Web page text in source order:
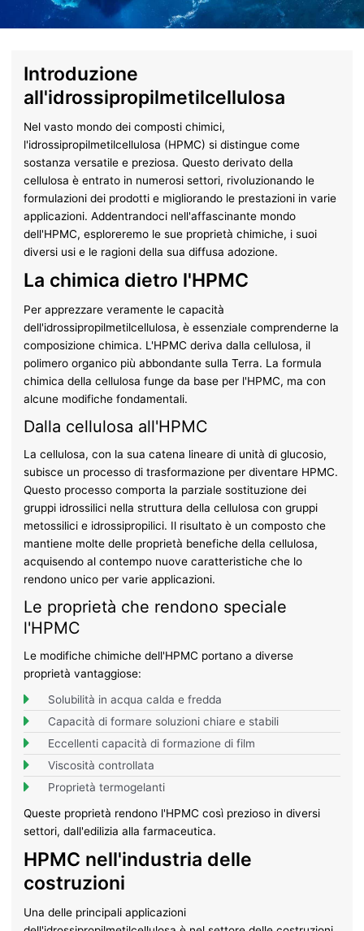
Introduzione
all'idrossipropilmetilcellulosa
Nel vasto mondo dei composti chimici,
l'idrossipropilmetilcellulosa (HPMC) si distingue come
sostanza versatile e preziosa. Questo derivato della
cellulosa è entrato in numerosi settori, rivoluzionando le
formulazioni dei prodotti e migliorando le prestazioni in varie
applicazioni. Addentrandoci nell'affascinante mondo
dell'HPMC, esploreremo le sue proprietà chimiche, i suoi
diversi usi e le ragioni della sua diffusa adozione.
La chimica dietro l'HPMC
Per apprezzare veramente le capacità
dell'idrossipropilmetilcellulosa, è essenziale comprenderne la
composizione chimica. L'HPMC deriva dalla cellulosa, il
polimero organico più abbondante sulla Terra. La formula
chimica della cellulosa funge da base per l'HPMC, ma con
alcune modifiche fondamentali.
Dalla cellulosa all'HPMC
La cellulosa, con la sua catena lineare di unità di glucosio,
subisce un processo di trasformazione per diventare HPMC.
Questo processo comporta la parziale sostituzione dei
gruppi idrossilici nella struttura della cellulosa con gruppi
metossilici e idrossipropilici. Il risultato è un composto che
mantiene molte delle proprietà benefiche della cellulosa,
acquisendo al contempo nuove caratteristiche che lo
rendono unico per varie applicazioni.
Le proprietà che rendono speciale
l'HPMC
Le modifiche chimiche dell'HPMC portano a diverse
proprietà vantaggiose:
Solubilità in acqua calda e fredda
Capacità di formare soluzioni chiare e stabili
Eccellenti capacità di formazione di film
Viscosità controllata
Proprietà termogelanti
Queste proprietà rendono l'HPMC così prezioso in diversi
settori, dall'edilizia alla farmaceutica.
HPMC nell'industria delle
costruzioni
Una delle principali applicazioni